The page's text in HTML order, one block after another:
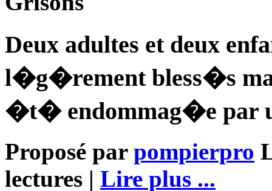
Deux adultes et deux
l�g�rement bless�s
�t� endommag�e par
Proposé par pompierpro
lectures | Lire plus ...